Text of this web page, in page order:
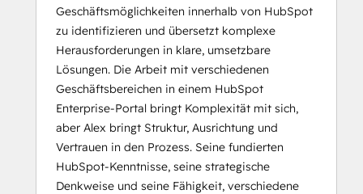
Geschäftsmöglichkeiten innerhalb von HubSpot
zu identifizieren und übersetzt komplexe
Herausforderungen in klare, umsetzbare
Lösungen. Die Arbeit mit verschiedenen
Geschäftsbereichen in einem HubSpot
Enterprise-Portal bringt Komplexität mit sich,
aber Alex bringt Struktur, Ausrichtung und
Vertrauen in den Prozess. Seine fundierten
HubSpot-Kenntnisse, seine strategische
Denkweise und seine Fähigkeit, verschiedene